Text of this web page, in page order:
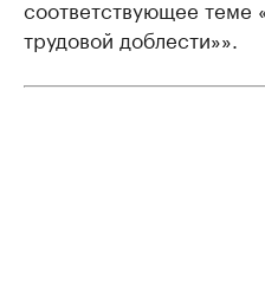
соответствующее теме
трудовой доблести»».